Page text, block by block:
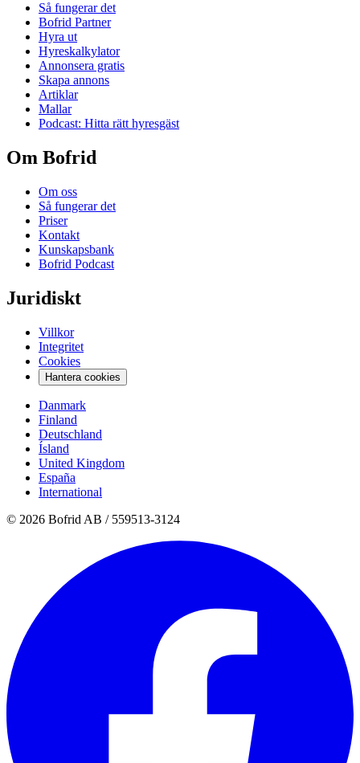
Så fungerar det
Bofrid Partner
Hyra ut
Hyreskalkylator
Annonsera gratis
Skapa annons
Artiklar
Mallar
Podcast: Hitta rätt hyresgäst
Om Bofrid
Om oss
Så fungerar det
Priser
Kontakt
Kunskapsbank
Bofrid Podcast
Juridiskt
Villkor
Integritet
Cookies
Hantera cookies
Danmark
Finland
Deutschland
Ísland
United Kingdom
España
International
© 2026 Bofrid AB / 559513-3124